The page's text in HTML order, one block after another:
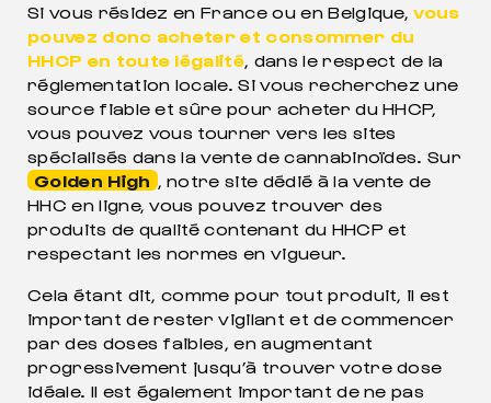
Si vous résidez en France ou en Belgique,vous
pouvez donc acheter et consommer du
HHCP en toute légalité, dans le respect de la
réglementation locale. Si vous recherchez une
source fiable et sûre pour acheter du HHCP,
vous pouvez vous tourner vers les sites
spécialisés dans la vente de cannabinoïdes. Sur
Golden High , notre site dédié à la vente de
HHC en ligne, vous pouvez trouver des
produits de qualité contenant du HHCP et
respectant les normes en vigueur.
Cela étant dit, comme pour tout produit, il est
important de rester vigilant et de commencer
par des doses faibles, en augmentant
progressivement jusqu’à trouver votre dose
idéale. Il est également important de ne pas